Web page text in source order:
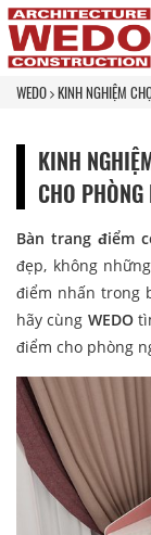
WEDO KINH NGHIỆM
KINH
CHO
Bàn trang điểm
đẹp, không
điểm nhấn trong
hãy cùng WEDO
điểm cho phòng